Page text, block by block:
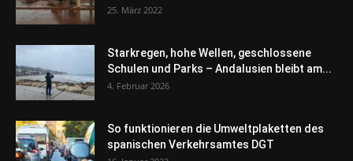
25. März 2022
Starkregen, hohe Wellen, geschlossene
Schulen und Parks – Andalusien bleibt am...
4. Februar 2026
So funktionieren die Umweltplaketten des
spanischen Verkehrsamtes DGT